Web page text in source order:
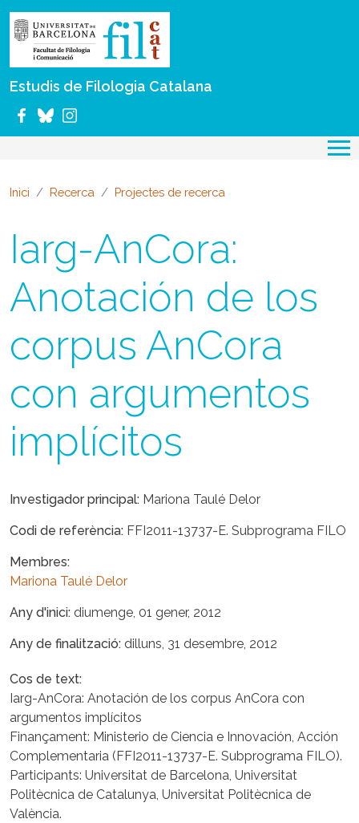
Estudis de Filologia Catalana
Inici Recerca Projectes de recerca
Iarg-AnCora:
Anotación de los
corpus AnCora
con argumentos
implícitos
Investigador principal Mariona Taulé Delor
Codi de referència FFI2011-13737-E. Subprograma FILO
Membres
Mariona Taulé Delor
Any d'inici diumenge, 01 gener, 2012
Any de finalització dilluns, 31 desembre, 2012
Cos de text
Iarg-AnCora: Anotación de los corpus AnCora con
argumentos implícitos
Finançament: Ministerio de Ciencia e Innovación, Acción
Complementaria (FFI2011-13737-E. Subprograma FILO).
Participants: Universitat de Barcelona, Universitat
Politècnica de Catalunya, Universitat Politècnica de
València.